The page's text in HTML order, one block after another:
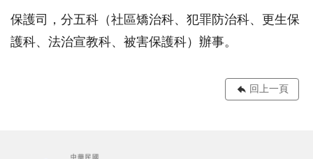
保護司，分五科（社區矯治科、犯罪防治科、更生保
護科、法治宣教科、被害保護科）辦事。
回上一頁